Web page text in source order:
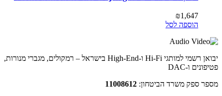
₪1,647
הוספה לסל
יבואן רשמי למותגי Hi-Fi ו-High-End בישראל – רמקולים, מגברי מנורות,
פטיפונים ו-DAC
מספר ספק משרד הביטחון: 11008612